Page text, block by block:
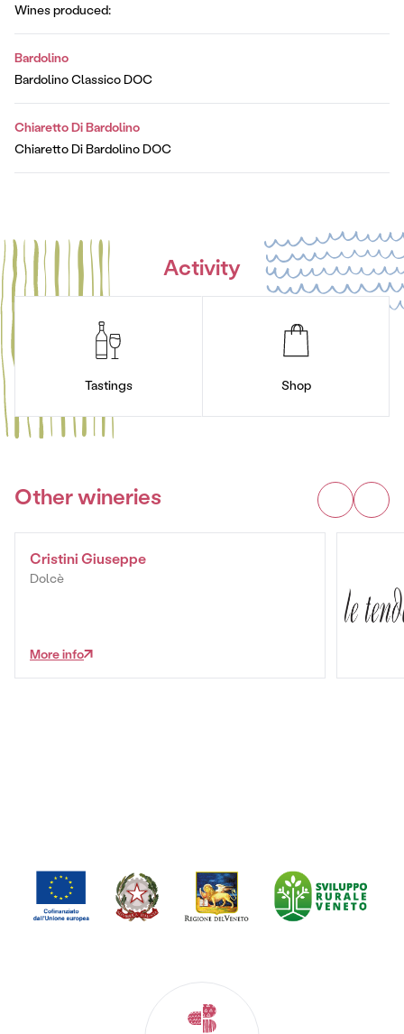
Wines produced:
Bardolino
Bardolino Classico DOC
Chiaretto Di Bardolino
Chiaretto Di Bardolino DOC
Activity
Tastings Shop
Other wineries
Cristini Giuseppe
Dolcè
More info